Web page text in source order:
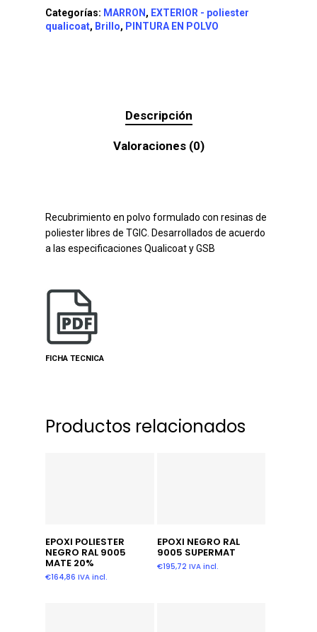
Categorías: MARRON , EXTERIOR - poliester
qualicoat, Brillo, PINTURA EN POLVO
Descripción
Valoraciones (0)
Recubrimiento en polvo formulado con resinas de
poliester libres de TGIC. Desarrollados de acuerdo
a las especificaciones Qualicoat y GSB
FICHA TECNICA
Productos relacionados
Añadir Al Carrito
EPOXI POLIESTER
NEGRO RAL 9005
MATE 20%
€164,86 IVA incl.
Añadir Al Carrito
EPOXI NEGRO RAL
9005 SUPERMAT
€195,72 IVA incl.